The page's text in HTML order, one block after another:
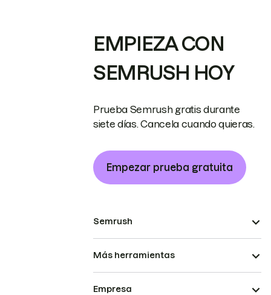
EMPIEZA CON
SEMRUSH HOY
Prueba Semrush gratis durante
siete días. Cancela cuando quieras.
Empezar prueba gratuita
Semrush
Más herramientas
Empresa